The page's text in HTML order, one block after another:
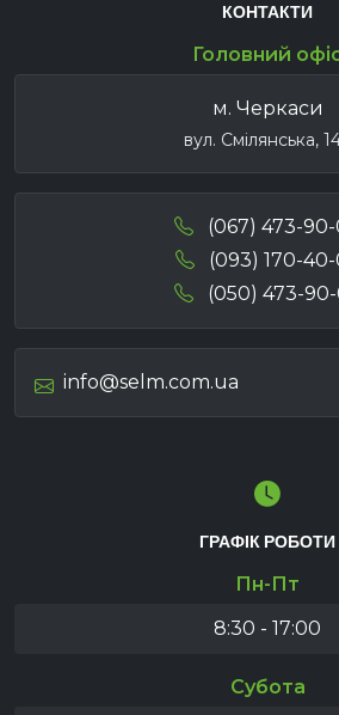
КОНТАКТИ
Головний
м. Черкаси
вул. Смілянська,
(067) 473-
(093) 170-
(050) 473-
info@selm.com.ua
ГРАФІК РОБОТИ
Пн-Пт
8:30 - 17:00
Субота